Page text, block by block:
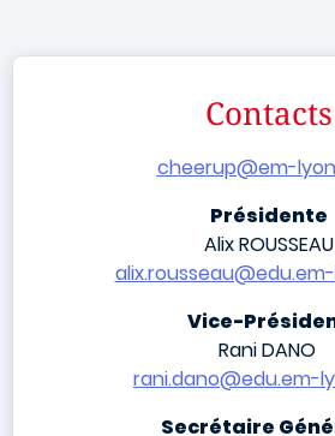
Contacts
cheerup@em-
Présidente
Alix ROUSSEAU
Vice-
Rani DANO
rani.dano@edu.em-
Secrétaire